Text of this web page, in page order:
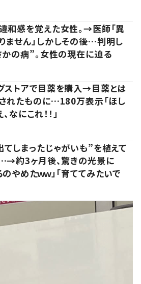
和感を覚えた女性。→医師「異
ません」しかしその後…判明し
かの病”。女性の現在に迫る
ストアで目薬を購入→目薬とは
れたものに…180万表示「ほし
、なにこれ！！」
しまったじゃがいも”を植えて
約3ヶ月後、驚きの光景に
のやめたｗｗ」「育ててみたいで